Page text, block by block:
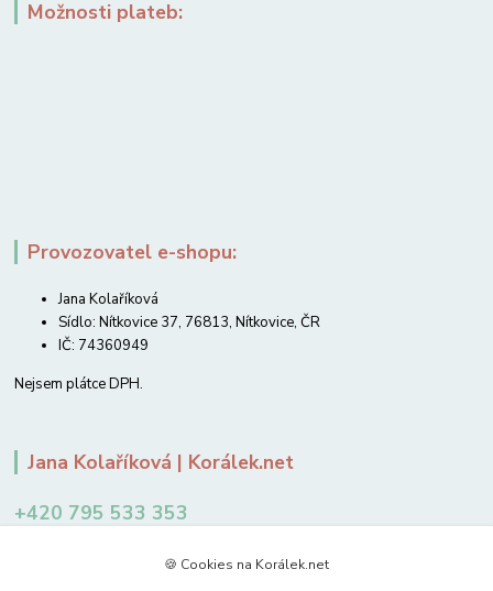
Možnosti plateb:
Provozovatel e-shopu:
Jana Kolaříková
Sídlo: Nítkovice 37, 76813, Nítkovice, ČR
IČ: 74360949
Nejsem plátce DPH.
Jana Kolaříková | Korálek.net
+420 795 533 353
🍪 Cookies na Korálek.net